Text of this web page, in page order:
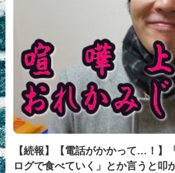
【続報】【電話がかかって…！】
ログで食べていく」とか言うと叩